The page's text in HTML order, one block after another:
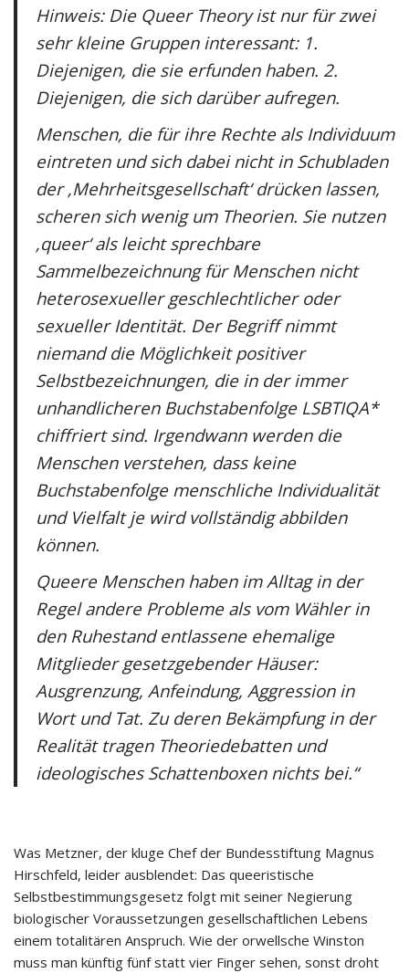
Hinweis: Die Queer Theory ist nur für zwei
sehr kleine Gruppen interessant: 1.
Diejenigen, die sie erfunden haben. 2.
Diejenigen, die sich darüber aufregen.
Menschen, die für ihre Rechte als Individuum
eintreten und sich dabei nicht in Schubladen
der ‚Mehrheitsgesellschaft‘ drücken lassen,
scheren sich wenig um Theorien. Sie nutzen
‚queer‘ als leicht sprechbare
Sammelbezeichnung für Menschen nicht
heterosexueller geschlechtlicher oder
sexueller Identität. Der Begriff nimmt
niemand die Möglichkeit positiver
Selbstbezeichnungen, die in der immer
unhandlicheren Buchstabenfolge LSBTIQA*
chiffriert sind. Irgendwann werden die
Menschen verstehen, dass keine
Buchstabenfolge menschliche Individualität
und Vielfalt je wird vollständig abbilden
können.
Queere Menschen haben im Alltag in der
Regel andere Probleme als vom Wähler in
den Ruhestand entlassene ehemalige
Mitglieder gesetzgebender Häuser:
Ausgrenzung, Anfeindung, Aggression in
Wort und Tat. Zu deren Bekämpfung in der
Realität tragen Theoriedebatten und
ideologisches Schattenboxen nichts bei.“
Was Metzner, der kluge Chef der Bundesstiftung Magnus
Hirschfeld, leider ausblendet: Das queeristische
Selbstbestimmungsgesetz folgt mit seiner Negierung
biologischer Voraussetzungen gesellschaftlichen Lebens
einem totalitären Anspruch. Wie der orwellsche Winston
muss man künftig fünf statt vier Finger sehen, sonst droht